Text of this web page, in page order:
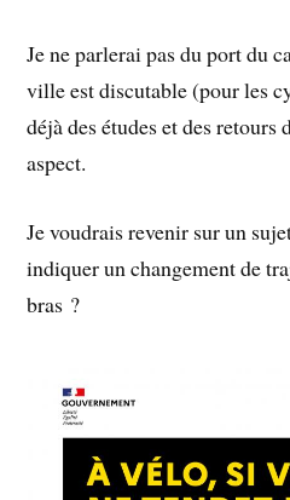
Je ne parlerai pas du port du
ville est discutable (pour les
déjà des études et des retours
aspect.
Je voudrais revenir sur un
indiquer un changement de
bras ?